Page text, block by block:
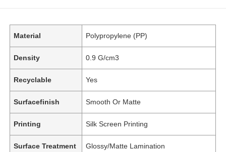
Material Polypropylene (PP)
Density 0.9 G/cm3
Recyclable Yes
Surfacefinish Smooth Or Matte
Printing Silk Screen Printing
Surface Treatment Glossy/Matte Lamination